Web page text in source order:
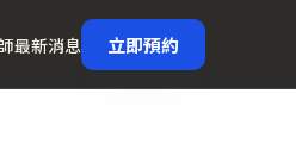
最新消息 立即預約